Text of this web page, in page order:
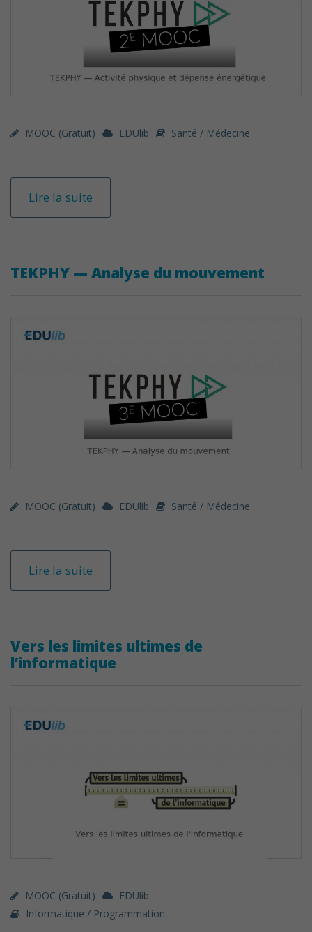
MOOC (gratuit) EDUlib Santé / Médecine
Lire la suite
TEKPHY — Analyse du mouvement
MOOC (gratuit) EDUlib Santé / Médecine
Lire la suite
Vers les limites ultimes de
l’informatique
MOOC (gratuit)
EDUlib
Informatique / Programmation